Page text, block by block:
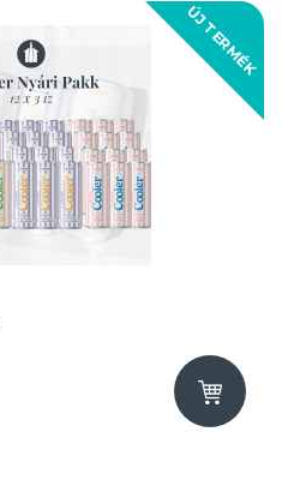
ÚJ TERMÉK